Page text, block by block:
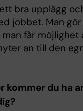
bra upplägg
jobbet. Man
får möjlighet
an till den
kommer du ha